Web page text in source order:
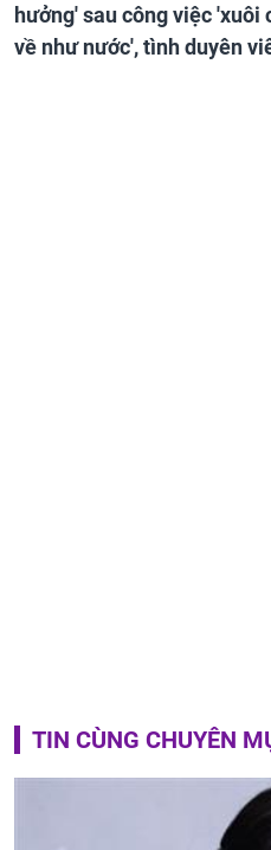
hưởng' sau công việc
về như nước', tình duyên
TIN CÙNG CHUYÊN